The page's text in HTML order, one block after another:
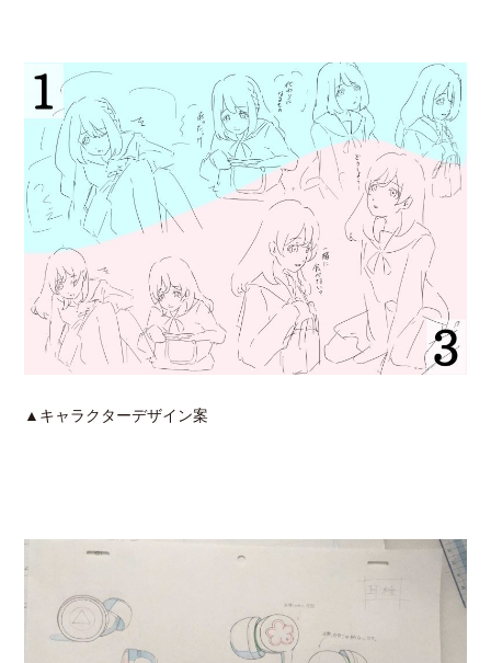
▲キャラクターデザイン案